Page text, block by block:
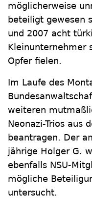
möglicherweise
beteiligt gewesen
und 2007 acht
Kleinunternehmer
Opfer fielen.
Im Laufe des
weiteren
Neonazi-Trios aus
beantragen. Der
jährige Holger G.
ebenfalls NSU-
mögliche
untersucht.